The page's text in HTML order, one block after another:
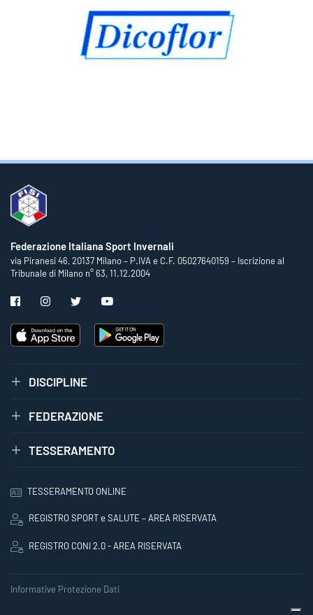
Federazione Italiana Sport Invernali
via Piranesi 46, 20137 Milano – P.IVA e C.F. 05027640159 – Iscrizione al
Tribunale di Milano n° 63, 11.12.2004
DISCIPLINE
FEDERAZIONE
TESSERAMENTO
TESSERAMENTO ONLINE
REGISTRO SPORT e SALUTE – AREA RISERVATA
REGISTRO CONI 2.0 - AREA RISERVATA
Informative Protezione Dati